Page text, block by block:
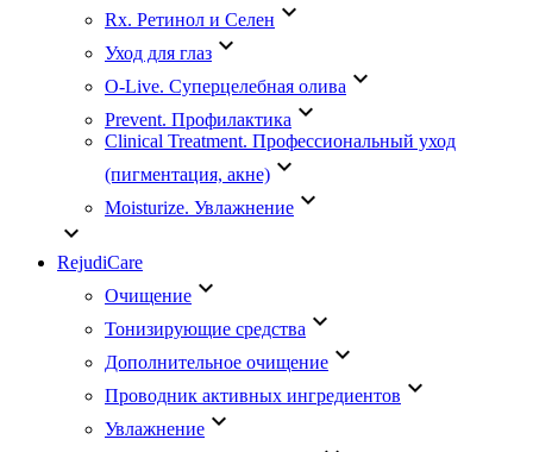
Rx. Ретинол и Селен keyboard_arrow_down
Уход для глаз keyboard_arrow_down
O-Live. Суперцелебная олива keyboard_arrow_down
Prevent. Профилактика keyboard_arrow_down
Clinical Treatment. Профессиональный уход
(пигментация, акне) keyboard_arrow_down
Moisturize. Увлажнение keyboard_arrow_down
keyboard_arrow_down
RejudiCare
Очищение keyboard_arrow_down
Тонизирующие средства keyboard_arrow_down
Дополнительное очищение keyboard_arrow_down
Проводник активных ингредиентов keyboard_arrow_down
Увлажнение keyboard_arrow_down